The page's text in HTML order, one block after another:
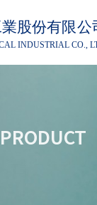
PRODUCT